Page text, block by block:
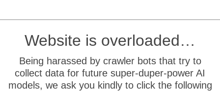
Website is overloaded…
Being harassed by crawler bots that try to
collect data for future super-duper-power AI
models, we ask you kindly to click the following